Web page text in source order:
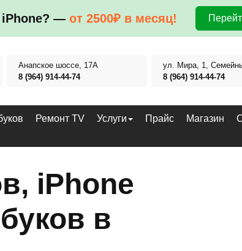
— от 2500₽ в месяц!
Анапское шоссе, 17А
8 (964) 914-44-74
ул. Мира, 1,
8 (964) 914-44-74
Ремонт TV Услуги Прайс Магазин
iPhone
в